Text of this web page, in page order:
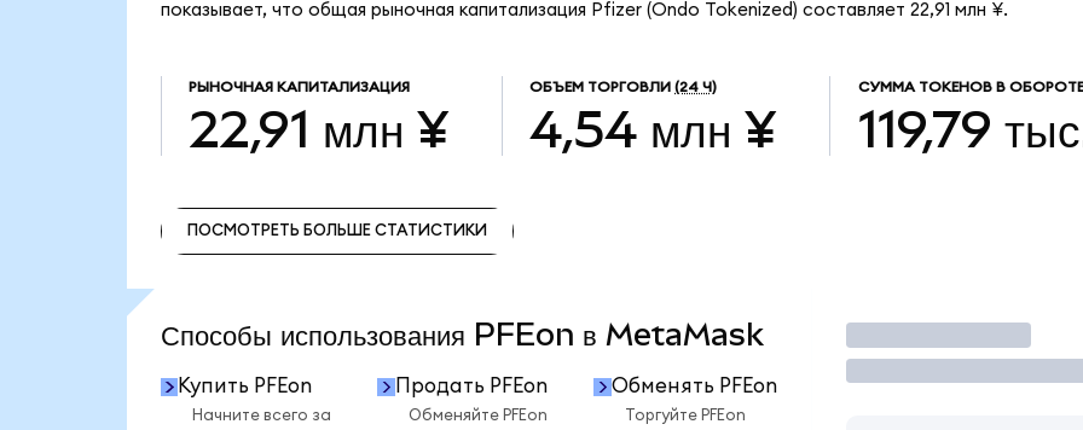
показывает, что общая рыночная капитализация Pfizer (Ondo Tokenized) составляет 22,91 млн ¥.
РЫНОЧНАЯ КАПИТАЛИЗАЦИЯ
22,91 млн ¥
ОБЪЕМ ТОРГОВЛИ (24 Ч)
4,54 млн ¥
СУММА ТОКЕНОВ В ОБОРОТЕ
119,79
ПОСМОТРЕТЬ БОЛЬШЕ СТАТИСТИКИ
Способы использования PFEon в MetaMask
Купить PFEon
Начните всего за
Продать PFEon
Обменяйте PFEon
Обменять PFEon
Торгуйте PFEon
Торговать